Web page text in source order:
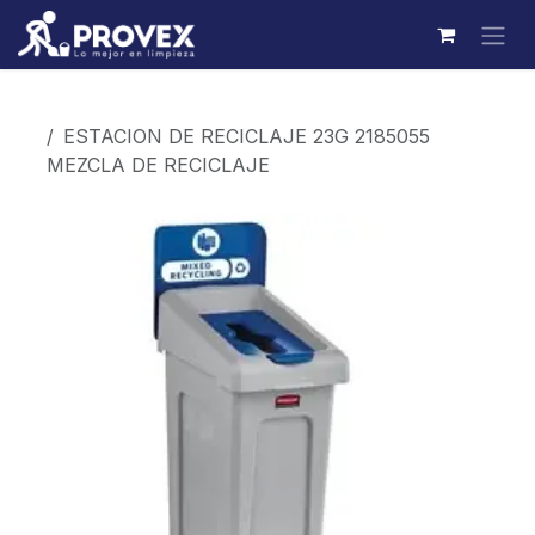
Ir al contenido
ESTACION DE RECICLAJE 23G 2185055
MEZCLA DE RECICLAJE